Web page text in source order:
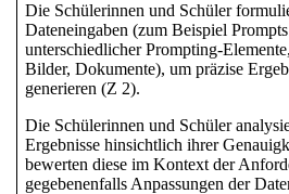
Die Schülerinnen und Schüler
Dateneingaben (zum Beispiel
unterschiedlicher Prompting-
Bilder, Dokumente), um präzise
generieren (Z 2).
Die Schülerinnen und Schüler
Ergebnisse hinsichtlich ihrer
bewerten diese im Kontext der
gegebenenfalls Anpassungen der